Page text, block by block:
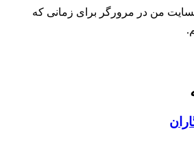
من در مرورگر برای زمانی که